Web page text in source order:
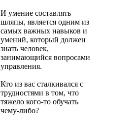
И умение составлять
шляпы, является одним из
самых важных навыков и
умений, который должен
знать человек,
занимающийся вопросами
управления.
Кто из вас сталкивался с
трудностями в том, что
тяжело кого-то обучать
чему-либо?